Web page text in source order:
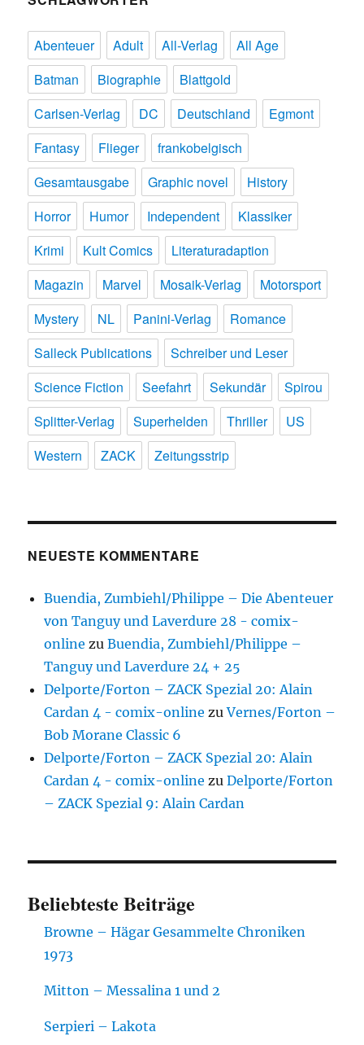
Abenteuer Adult All-Verlag
All Age
Batman
Biographie
Blattgold
Carlsen-Verlag
DC Deutschland
Egmont
Fantasy
Flieger
frankobelgisch
Gesamtausgabe
Graphic novel
History
Horror
Humor Independent
Klassiker
Krimi
Kult Comics
Literaturadaption
Magazin
Marvel Mosaik-Verlag
Motorsport
Mystery
NL Panini-Verlag
Romance
Salleck Publications
Schreiber und Leser
Science Fiction
Seefahrt Sekundär
Spirou
Splitter-Verlag
Superhelden Thriller
US
Western
ZACK Zeitungsstrip
NEUESTE KOMMENTARE
Buendia, Zumbiehl/Philippe – Die Abenteuer
von Tanguy und Laverdure 28 - comix-
online zuBuendia, Zumbiehl/Philippe –
Tanguy und Laverdure 24 + 25
Delporte/Forton – ZACK Spezial 20: Alain
Cardan 4 - comix-online zuVernes/Forton –
Bob Morane Classic 6
Delporte/Forton – ZACK Spezial 20: Alain
Cardan 4 - comix-online zuDelporte/Forton
– ZACK Spezial 9: Alain Cardan
Beliebteste Beiträge
Browne – Hägar Gesammelte Chroniken
1973
Mitton – Messalina 1 und 2
Serpieri – Lakota